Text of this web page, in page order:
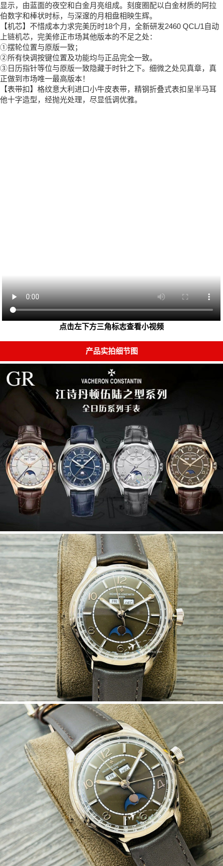
显示，由蓝面的夜空和白金月亮组成。刻度圈配以白金材质的阿拉
伯数字和棒状时标，与深邃的月相盘相映生辉。
【机芯】不惜成本力求完美历时18个月，全新研发2460 QCL/1自动
上链机芯，完美修正市场其他版本的不足之处：
①摆轮位置与原版一致；
②所有快调按键位置及功能均与正品完全一致。
③日历指针等位与原版一致隐藏于时针之下。细微之处见真章，真
正做到市场唯一最高版本！
【表带扣】格纹意大利进口小牛皮表带，精钢折叠式表扣呈半马耳
他十字造型，经抛光处理，尽显低调优雅。
点击左下方三角标志查看小视频
产品实拍细节图